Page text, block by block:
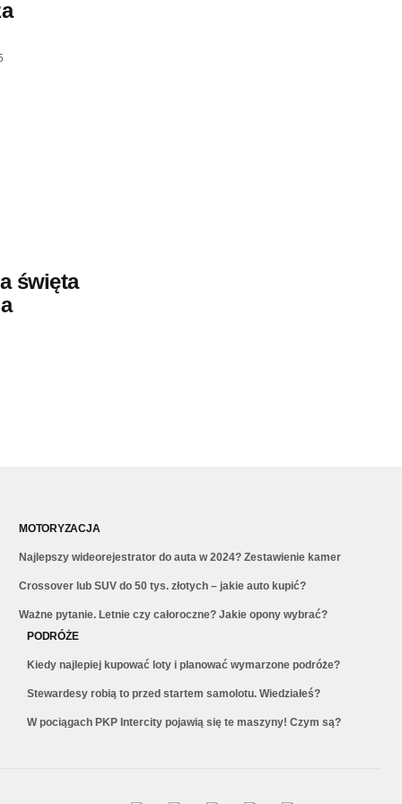
święta
MOTORYZACJA
Najlepszy wideorejestrator do auta w 2024? Zestawienie kamer
Crossover lub SUV do 50 tys. złotych – jakie auto kupić?
Ważne pytanie. Letnie czy całoroczne? Jakie opony wybrać?
PODRÓŻE
Kiedy najlepiej kupować loty i planować wymarzone podróże?
Stewardesy robią to przed startem samolotu. Wiedziałeś?
W pociągach PKP Intercity pojawią się te maszyny! Czym są?